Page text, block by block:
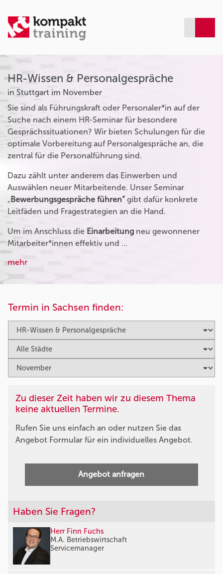
HR-Wissen & Personalgespräche
in Stuttgart im November
Sie sind als Führungskraft oder Personaler*in auf der
Suche nach einem HR-Seminar für besondere
Gesprächssituationen? Wir bieten Schulungen für die
optimale Vorbereitung auf Personalgespräche an, die
zentral für die Personalführung sind.
Dazu zählt unter anderem das Einwerben und
Auswählen neuer Mitarbeitende. Unser Seminar
„Bewerbungsgespräche führen“ gibt dafür konkrete
Leitfäden und Fragestrategien an die Hand.
Um im Anschluss die Einarbeitung neu gewonnener
Mitarbeiter*innen effektiv und …
mehr
Termin in Sachsen finden:
Zu dieser Zeit haben wir zu diesem Thema
keine aktuellen Termine.
Rufen Sie uns einfach an oder nutzen Sie das
Angebot Formular für ein individuelles Angebot.
Angebot anfragen
Haben Sie Fragen?
Herr Finn Fuchs
M.A. Betriebswirtschaft
Servicemanager